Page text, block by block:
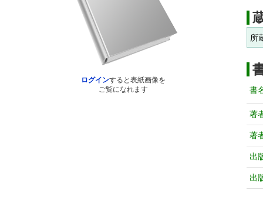
ログインすると表紙画像を
ご覧になれます
所
書
著
著
出
出